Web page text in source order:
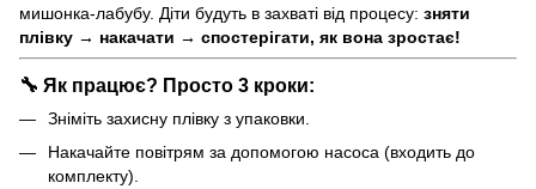
мишонка-лабубу. Діти будуть в захваті від процесу: зняти
плівку → накачати → спостерігати, як вона зростає!
🔧 Як працює? Просто 3 кроки:
Зніміть захисну плівку з упаковки.
Накачайте повітрям за допомогою насоса (входить до
комплекту).